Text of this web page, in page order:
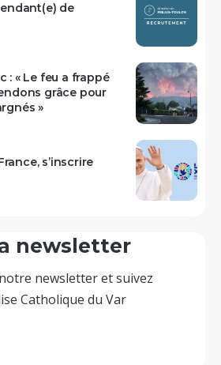
de
: « Le feu a frappé
grâce pour
»
s’inscrire
newsletter
newsletter et suivez
Catholique du Var